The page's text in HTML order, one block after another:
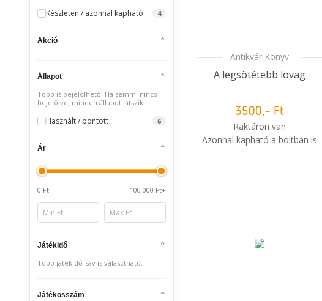
Készleten / azonnal kapható 4
Akció
Állapot
Több is bejelölhető. Ha semmi nincs
bejelölve, minden állapot látszik.
Használt / bontott 6
Ár
0 Ft 100 000 Ft+
Játékidő
Több játékidő-sáv is választható.
Játékosszám
Antikvár Könyv
A legsötétebb lovag
3500,- Ft
Raktáron van
Azonnal kapható a boltban is